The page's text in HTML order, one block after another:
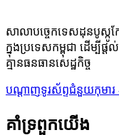
សាលាបច្ចេកទេសដុនបូស្
ក្នុងប្រទេសកម្ពុជា ដើម្បី
គ្មានធនធានសេដ្ឋកិច្ច
បណ្តាញទូរស័ព្ទជំនួយកុមារ
គាំទ្រពួកយើង